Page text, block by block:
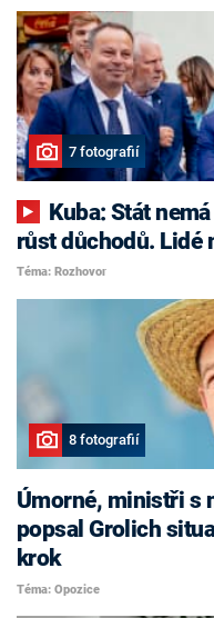
7 fotografií
růst důchodů. Lidé
Téma: Rozhovor
8 fotografií
Úmorné, ministři s
popsal Grolich
krok
Téma: Opozice